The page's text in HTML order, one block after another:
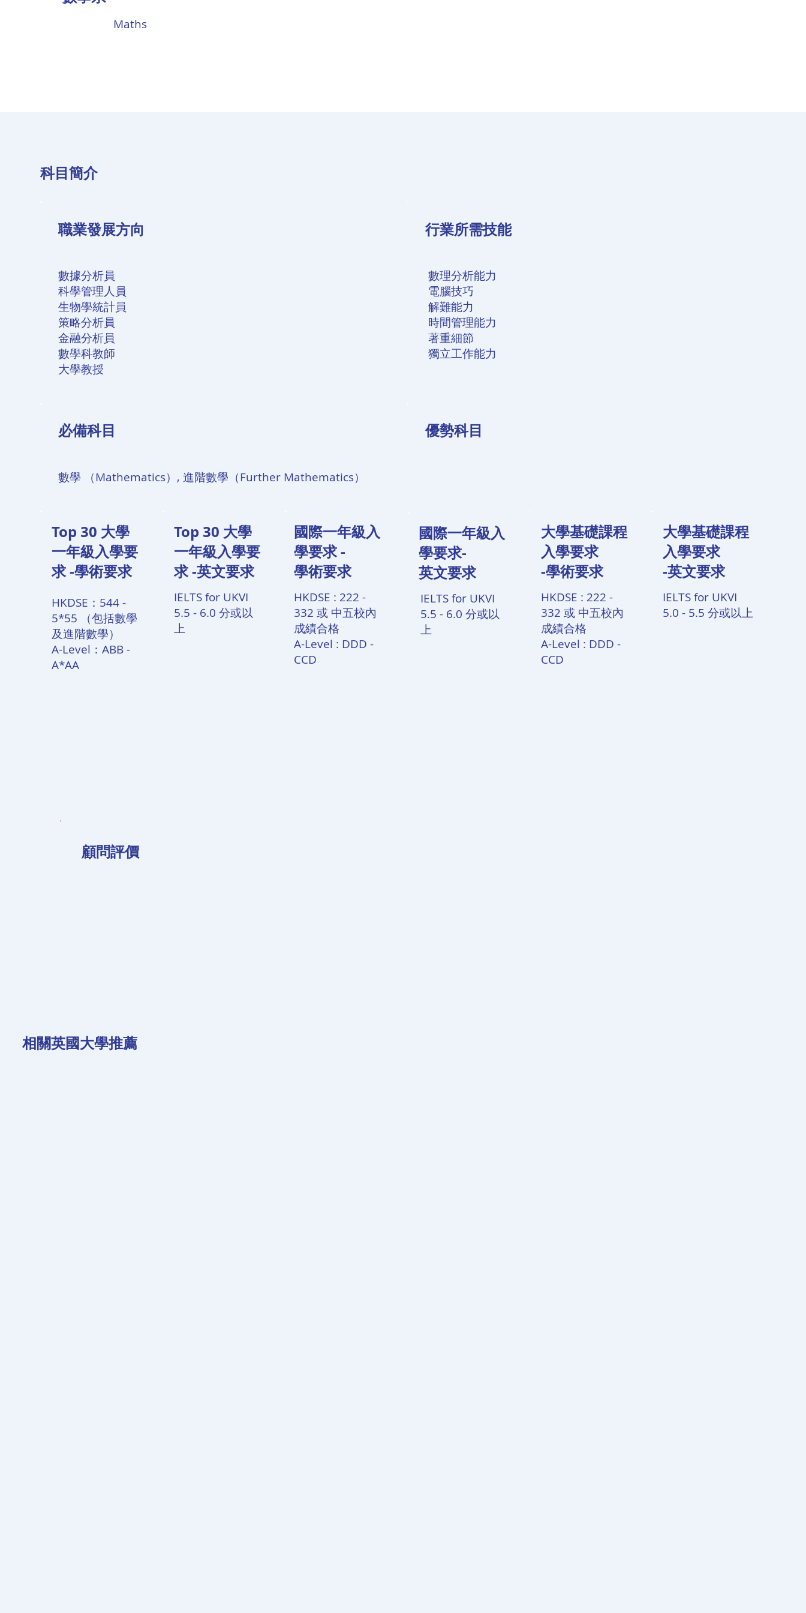
Maths
大學基礎課程
入學要求
-英文要求
IELTS for UKVI
5.0 - 5.5 分或以上
大學基礎課程
入學要求
-學術要求
HKDSE : 222 -
332 或 中五校內
成績合格
A-Level : DDD -
CCD
國際一年級入
學要求-
英文要求
IELTS for UKVI
5.5 - 6.0 分或以
上
國際一年級入
學要求 -​
學術要求
HKDSE : 222 -
332 或 中五校內
成績合格
A-Level : DDD -
CCD
Top 30 大學
一年級入學要
求 -英文要求
IELTS for UKVI
5.5 - 6.0 分或以
上
Top 30 大學
一年級入學要
求 -學術要求
HKDSE：544 -
5*55 （包括數學
及進階數學）
A-Level：ABB -
A*AA
必備科目
數學 （Mathematics）, 進階數學（Further Mathematics）
​優勢科目
職業發展方向
數據分析員
科學管理人員
生物學統計員
策略分析員
金融分析員
數學科教師
大學教授
行業所需技能
數理分析能力
電腦技巧
解難能力
時間管理能力
著重細節
獨立工作能力
科目簡介
​顧問評價
​相關英國大學推薦